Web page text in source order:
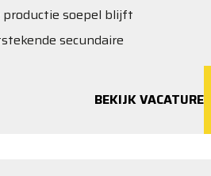
productie soepel blijft
secundaire
BEKIJK VACATURE